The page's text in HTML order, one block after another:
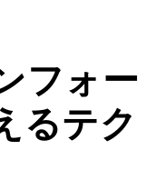
フォー
るテク